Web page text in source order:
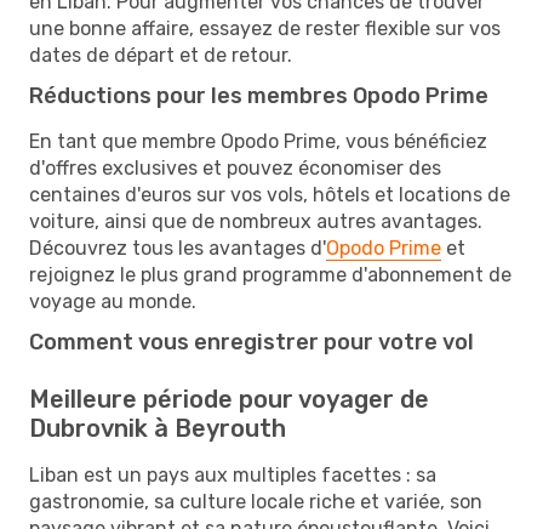
une bonne affaire, essayez de rester flexible sur vos
dates de départ et de retour.
Réductions pour les membres Opodo Prime
En tant que membre Opodo Prime, vous bénéficiez
d'offres exclusives et pouvez économiser des
centaines d'euros sur vos vols, hôtels et locations de
voiture, ainsi que de nombreux autres avantages.
Découvrez tous les avantages d'Opodo Prime et
rejoignez le plus grand programme d'abonnement de
voyage au monde.
Comment vous enregistrer pour votre vol
Meilleure période pour voyager de
Dubrovnik à Beyrouth
Liban est un pays aux multiples facettes : sa
gastronomie, sa culture locale riche et variée, son